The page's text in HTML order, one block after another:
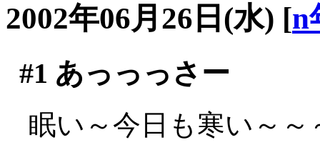
2002年06月26日(水) [n
#1 あっっっさー
眠い～今日も寒い～～